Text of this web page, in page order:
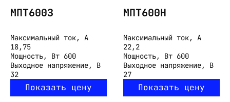
МПТ600З
Максимальный ток, А
18,75
Мощность, Вт 600
Выходное напряжение, В
32
Показать цену
МПТ600Н
Максимальный ток, А
22,2
Мощность, Вт 600
Выходное напряжение, В
27
Показать цену